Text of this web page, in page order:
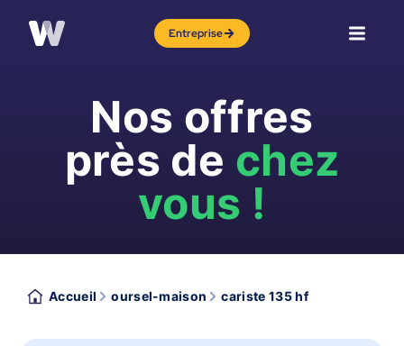
Entreprise
Nos offres
près de chez
vous !
Accueil oursel-maison cariste 135 hf